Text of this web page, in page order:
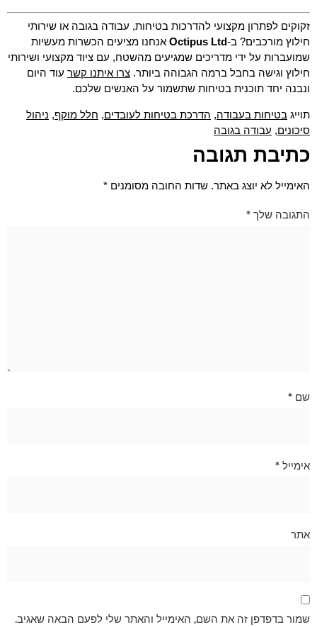
זקוקים לפתרון מקצועי להדרכות בטיחות, עבודה בגובה או שירותי
חילוץ מורכבים? ב-Octipus Ltd אנחנו מציעים הכשרות מעשיות
שמועברות על ידי מדריכים שמגיעים מהשטח, עם ציוד מקצועי ושירותי
חילוץ וגישה בחבל ברמה הגבוהה ביותר. צרו איתנו קשר עוד היום
ונבנה יחד תוכנית בטיחות שתשמור על האנשים שלכם.
תוייג בטיחות בעבודה, הדרכת בטיחות לעובדים, חלל מוקף, ניהול
סיכונים, עבודה בגובה
כתיבת תגובה
האימייל לא יוצג באתר. שדות החובה מסומנים *
התגובה שלך *
שם *
אימייל *
אתר
שמור בדפדפן זה את השם, האימייל והאתר שלי לפעם הבאה שאגיב.